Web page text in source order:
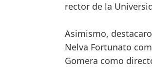
rector de la
Asimismo,
Nelva Fortunato
Gomera como